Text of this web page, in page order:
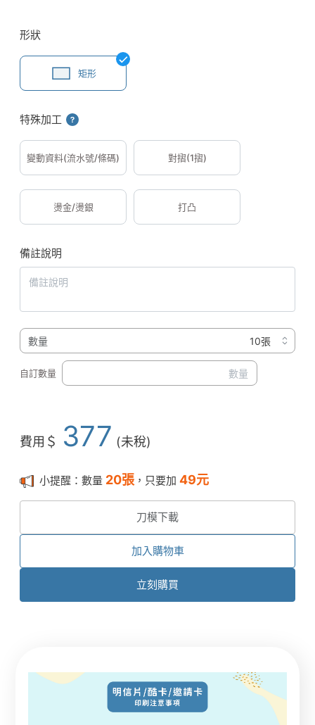
形狀
矩形
特殊加工
變動資料(流水號/條碼) 對摺(1摺)
燙金/燙銀 打凸
備註說明
數量
自訂數量
費用＄ 377 (未稅)
小提醒：數量 20張 ，只要加 49元
刀模下載
加入購物車
立刻購買